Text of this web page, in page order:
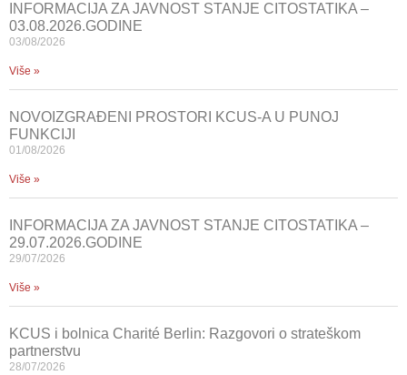
INFORMACIJA ZA JAVNOST STANJE CITOSTATIKA –
03.08.2026.GODINE
03/08/2026
Više »
NOVOIZGRAĐENI PROSTORI KCUS-A U PUNOJ
FUNKCIJI
01/08/2026
Više »
INFORMACIJA ZA JAVNOST STANJE CITOSTATIKA –
29.07.2026.GODINE
29/07/2026
Više »
KCUS i bolnica Charité Berlin: Razgovori o strateškom
partnerstvu
28/07/2026